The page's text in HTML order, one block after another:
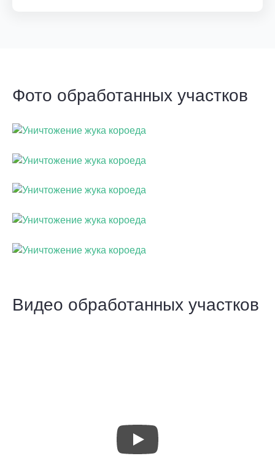
Фото обработанных участков
Видео обработанных участков